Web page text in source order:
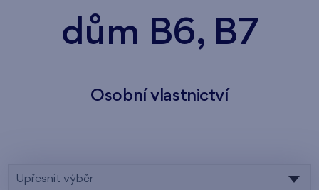
dům B6, B7
Osobní vlastnictví
Upřesnit výběr